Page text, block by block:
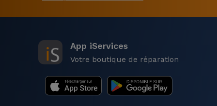
App iServices
Votre boutique de réparation